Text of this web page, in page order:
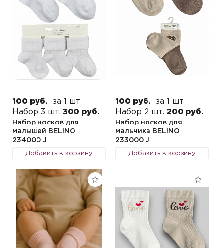
100 руб.
за 1 шт
Набор 3 шт. 300 руб.
Набор носков для
малышей BELINO
234000 J
Добавить в корзину
100 руб.
за 1 шт
Набор 2 шт. 200 руб.
Набор носков для
мальчика BELINO
233000 J
Добавить в корзину